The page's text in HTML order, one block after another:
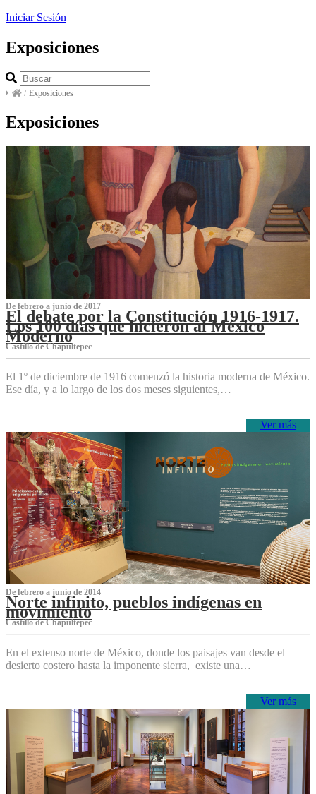
Iniciar Sesión
Exposiciones
/ Exposiciones
Exposiciones
De febrero a junio de 2017
El debate por la Constitución 1916-1917.
Los 100 días que hicieron al México
Moderno
Castillo de Chapultepec
El 1º de diciembre de 1916 comenzó la historia moderna de México.
Ese día, y a lo largo de los dos meses siguientes,…
Ver más
De febrero a junio de 2014
Norte infinito, pueblos indígenas en
movimiento
Castillo de Chapultepec
En el extenso norte de México, donde los paisajes van desde el
desierto costero hasta la imponente sierra, existe una…
Ver más